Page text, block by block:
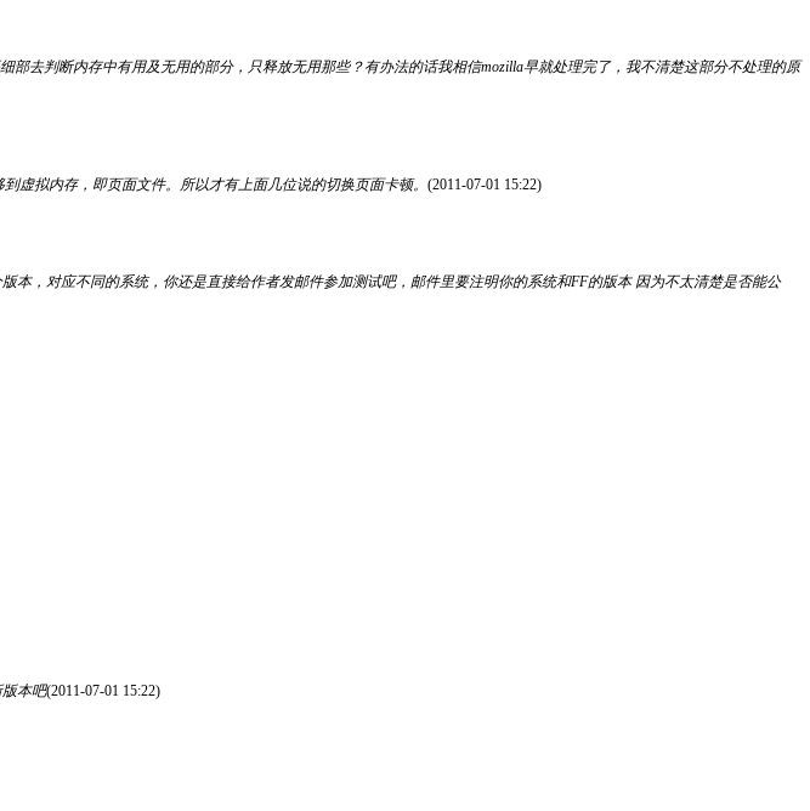
去判断内存中有用及无用的部分，只释放无用那些？有办法的话我相信mozilla早就处理完了，我不清楚这部分不处理的原
虚拟内存，即页面文件。所以才有上面几位说的切换页面卡顿。 (2011-07-01 15:22)
本，对应不同的系统，你还是直接给作者发邮件参加测试吧，邮件里要注明你的系统和FF的版本 因为不太清楚是否能公
本吧(2011-07-01 15:22)